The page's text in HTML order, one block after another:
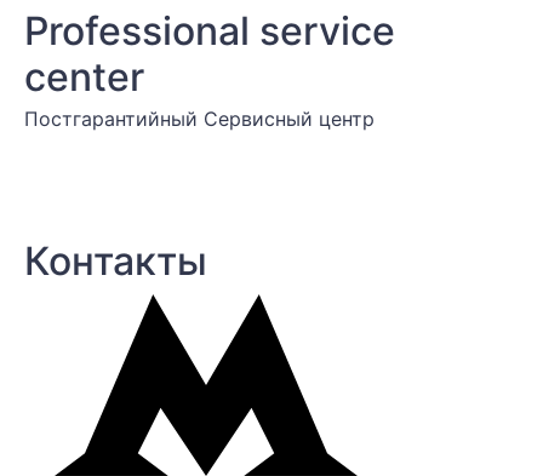
Professional service
center
Постгарантийный Cервисный центр
Контакты